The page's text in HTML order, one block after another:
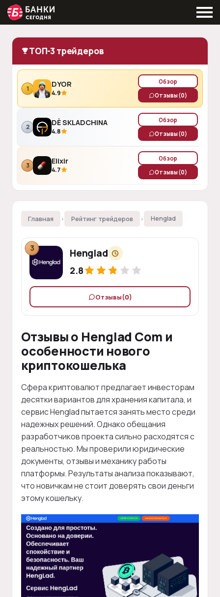
ТОП-3 трейдеров
1 DYOR
4.9
Обзор
Отзывы(0)
2 DÈ SKLADCHINA
4.8
Обзор
Отзывы(0)
3 Elixir
4.7
Обзор
Отзывы(0)
Главная › Рейтинг трейдеров › Henglad
3 Henglad
2.8
Отзывы(0)
Отзывы о Henglad Com и
особенности нового
криптокошелька
Сфера криптовалют предлагает инвесторам
десятки вариантов для хранения капитала, и
сервис Henglad пытается занять место среди
надежных решений. Однако обещания
разработчиков проекта сильно расходятся с
реальностью. Мы проверили юридические
документы, отзывы и механику работы
платформы. Результаты анализа показывают,
что новичкам не стоит доверять свои деньги
этому кошельку.